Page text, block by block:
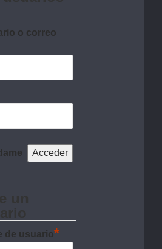
o correo
de usuario*